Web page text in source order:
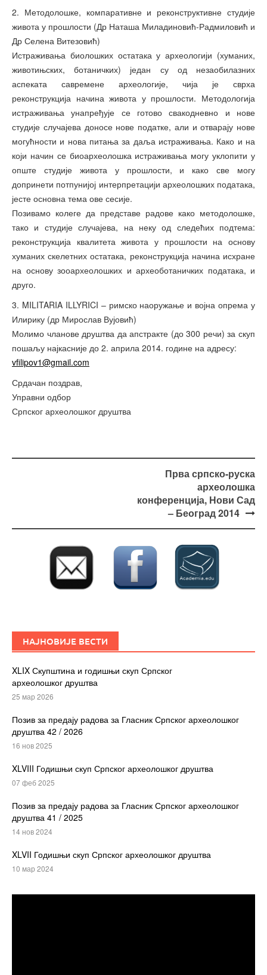
2. Методолошке, компаративне и реконструктивне студије
живота у прошлости (Др Наташа Миладиновић-Радмиловић и
Др Селена Витезовић)
Истраживања биолошких остатака у археологији (хуманих,
животињских, ботаничких) један су од незаобилазних
аспеката савремене археологије, чија је сврха
реконструкција начина живота у прошлости. Методологија
истраживања унапређује се готово свакодневно и нове
студије случајева доносе нове податке, али и отварају нове
могућности и нова питања за даља истраживања. Како и на
који начин се биоархеолошка истраживања могу уклопити у
опште студије живота у прошлости, и како све могу
допринети потпунијој интерпретацији археолошких података,
јесте основна тема ове сесије.
Позивамо колеге да представе радове како методолошке,
тако и студије случајева, на неку од следећих подтема:
реконструкција квалитета живота у прошлости на основу
хуманих скелетних остатака, реконструкција начина исхране
на основу зооархеолошких и археоботаничких података, и
друго.
3. MILITARIA ILLYRICI – римско наоружање и војна опрема у
Илирику (др Мирослав Вујовић)
Молимо чланове друштва да апстракте (до 300 речи) за скуп
пошаљу најкасније до 2. априла 2014. године на адресу:
vfilipov1@gmail.com
Срдачан поздрав,
Управни одбор
Српског археолошког друштва
Прва српско-руска
археолошка
конференција, Нови Сад
– Београд 2014
НАЈНОВИЈЕ ВЕСТИ
XLIX Скупштина и годишњи скуп Српског
археолошког друштва
25 мар 2026
Позив за предају радова за Гласник Српског археолошког
друштва 42 / 2026
16 нов 2025
XLVIII Годишњи скуп Српског археолошког друштва
07 феб 2025
Позив за предају радова за Гласник Српског археолошког
друштва 41 / 2025
14 нов 2024
XLVII Годишњи скуп Српског археолошког друштва
10 мар 2024